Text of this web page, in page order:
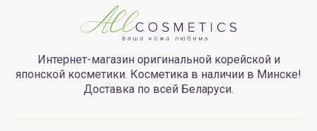
Интернет-магазин оригинальной корейской и
японской косметики. Косметика в наличии в Минске!
Доставка по всей Беларуси.